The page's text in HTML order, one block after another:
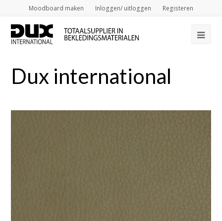
Moodboard maken Inloggen/ uitloggen Registeren
Dux international